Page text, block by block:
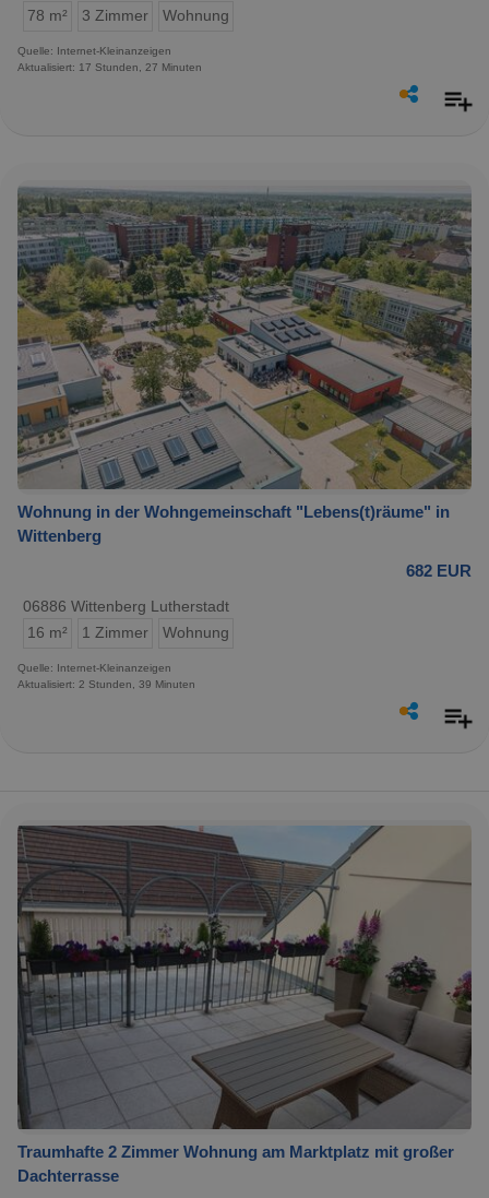
78 m²
3 Zimmer Wohnung
Quelle: Internet-Kleinanzeigen
Aktualisiert: 17 Stunden, 27 Minuten
Wohnung in der Wohngemeinschaft "Lebens(t)räume" in
Wittenberg
682 EUR
06886 Wittenberg Lutherstadt
16 m²
1 Zimmer Wohnung
Quelle: Internet-Kleinanzeigen
Aktualisiert: 2 Stunden, 39 Minuten
Traumhafte 2 Zimmer Wohnung am Marktplatz mit großer
Dachterrasse